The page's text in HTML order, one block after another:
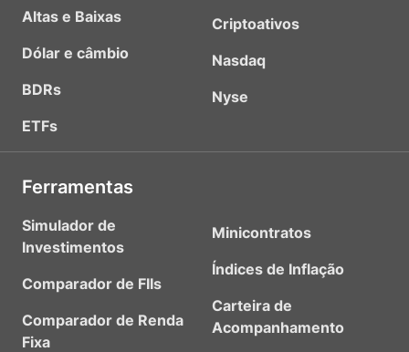
Altas e Baixas
Dólar e câmbio
BDRs
ETFs
Criptoativos
Nasdaq
Nyse
Ferramentas
Simulador de
Investimentos
Comparador de FIIs
Comparador de Renda
Fixa
Minicontratos
Índices de Inflação
Carteira de
Acompanhamento